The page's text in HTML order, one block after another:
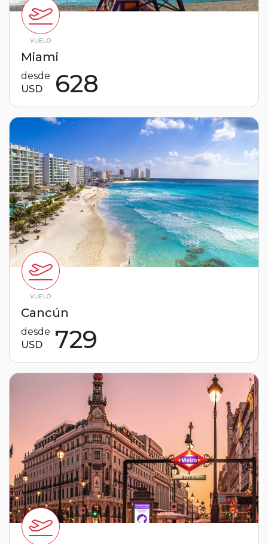
VUELO
Miami
desde
USD
628
VUELO
Cancún
desde
USD
729